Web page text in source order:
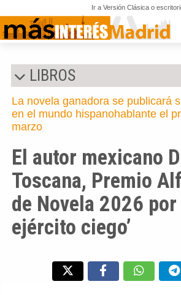
Ir a Versión Clásica o
LIBROS
La novela ganadora se publicará
en el mundo hispanohablante el
marzo
El autor mexicano
Toscana, Premio
de Novela 2026 por
ejército ciego’